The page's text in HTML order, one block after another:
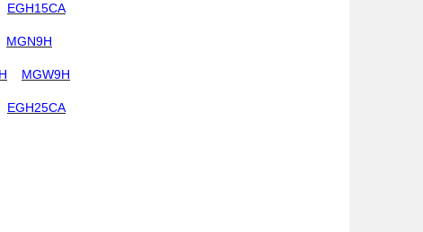
EGH15CA
MGN9H
MGW9H
EGH25CA